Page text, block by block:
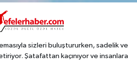
sizleri buluştururken, sadelik ve
Şatafattan kaçınıyor ve insanlara